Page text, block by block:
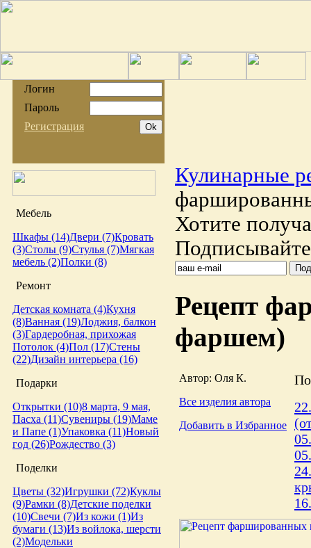
Логин
Пароль
Регистрация
Мебель
Шкафы (14)Двери (7)Кровать
(3)Столы (9)Стулья (7)Мягкая
мебель (2)Полки (8)
Ремонт
Детская комната (4)Кухня
(8)Ванная (19)Лоджия, балкон
(3)Гардеробная, прихожая
Потолок (4)Пол (17)Стены
(22)Дизайн интерьера (16)
Подарки
Открытки (10)8 марта, 9 мая,
Пасха (11)Сувениры (19)Маме
и Папе (1)Упаковка (11)Новый
год (26)Рождество (3)
Поделки
Цветы (32)Игрушки (72)Куклы
(9)Рамки (8)Детские поделки
(10)Свечи (7)Из кожи (1)Из
бумаги (13)Из войлока, шерсти
(2)Модельки
Кулинарные
Хотите
Рецепт
фаршем)
Автор: Оля К.
Все изделия автора
Добавить в Избранное